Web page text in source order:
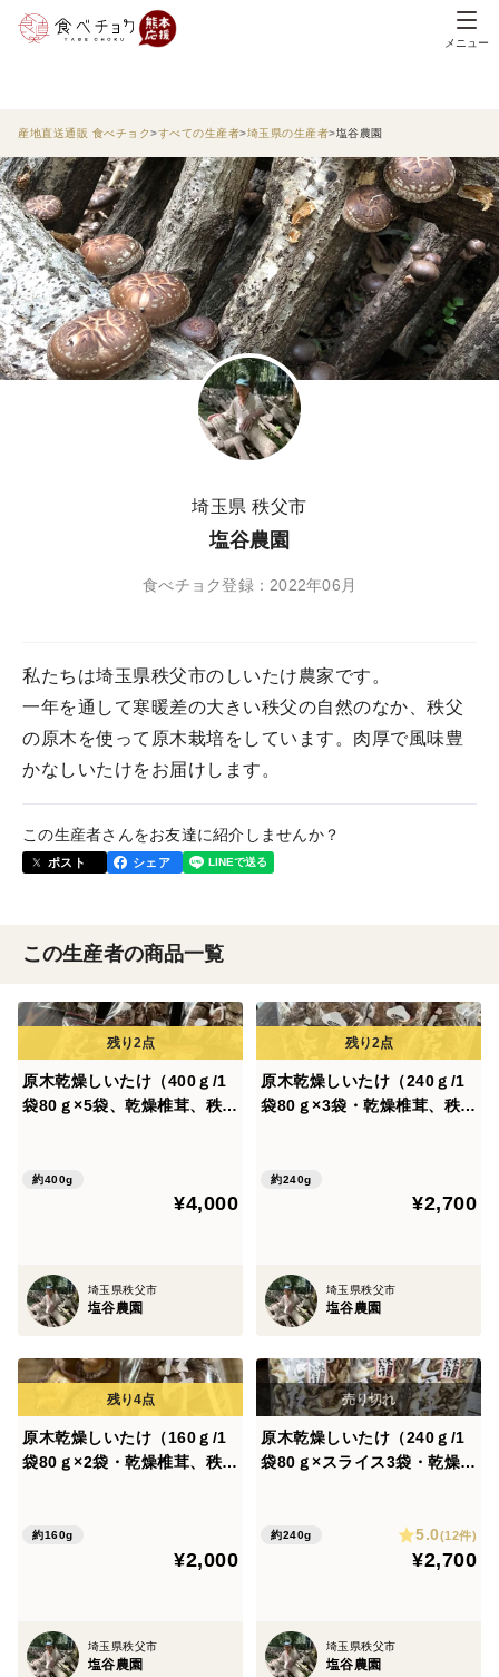
メニュー
産地直送通販 食べチョク すべての生産者 埼玉県の生産者 塩谷農園
埼玉県 秩父市
塩谷農園
食べチョク登録：2022年06月
私たちは埼玉県秩父市のしいたけ農家です。
一年を通して寒暖差の大きい秩父の自然のなか、秩父
の原木を使って原木栽培をしています。肉厚で風味豊
かなしいたけをお届けします。
この生産者さんをお友達に紹介しませんか？
ポスト シェア
この生産者の商品一覧
原木乾燥しいたけ（400ｇ/1
袋80ｇ×5袋、乾燥椎茸、秩父
約400g
¥4,000
埼玉県秩父市
塩谷農園
原木乾燥しいたけ（240ｇ/1
袋80ｇ×3袋・乾燥椎茸、秩父
約240g
¥2,700
埼玉県秩父市
塩谷農園
原木乾燥しいたけ（160ｇ/1
袋80ｇ×2袋・乾燥椎茸、秩父
約160g
¥2,000
埼玉県秩父市
塩谷農園
原木乾燥しいたけ（240ｇ/1
袋80ｇ×スライス3袋・乾燥椎
約240g 5.0(12件)
¥2,700
埼玉県秩父市
塩谷農園